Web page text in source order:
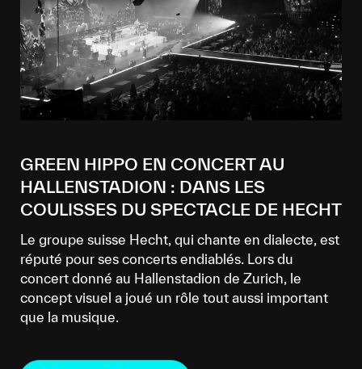
GREEN HIPPO EN CONCERT AU
HALLENSTADION : DANS LES
COULISSES DU SPECTACLE DE HECHT
Le groupe suisse Hecht, qui chante en dialecte, est
réputé pour ses concerts endiablés. Lors du
concert donné au Hallenstadion de Zurich, le
concept visuel a joué un rôle tout aussi important
que la musique.